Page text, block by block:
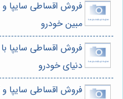
فروش اقساطی سایپا
مبین خودرو
فروش اقساطی سایپا
دنیای خودرو
فروش اقساطی سایپا و